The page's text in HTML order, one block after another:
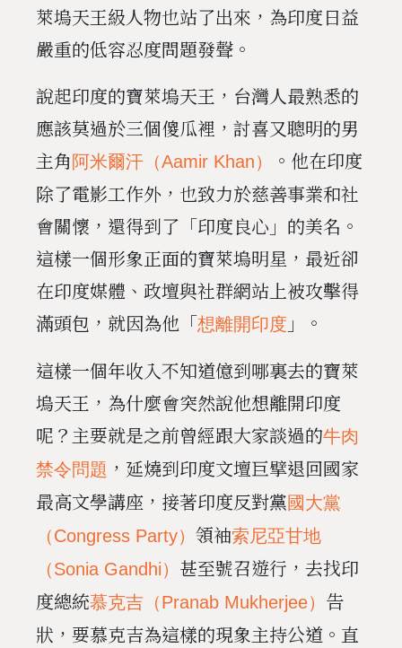
萊塢天王級人物也站了出來，為印度日益
嚴重的低容忍度問題發聲。
說起印度的寶萊塢天王，台灣人最熟悉的
應該莫過於三個傻瓜裡，討喜又聰明的男
主角阿米爾汗（Aamir Khan）
。他在印度
除了電影工作外，也致力於慈善事業和社
會關懷，還得到了「印度良心」的美名。
這樣一個形象正面的寶萊塢明星，最近卻
在印度媒體、政壇與社群網站上被攻擊得
滿頭包，就因為他「想離開印度 」。
這樣一個年收入不知道億到哪裏去的寶萊
塢天王，為什麼會突然說他想離開印度
呢？主要就是之前曾經跟大家談過的牛肉
禁令問題 ，延燒到印度文壇巨擘退回國家
最高文學講座，接著印度反對黨國大黨
（Congress Party） 領袖索尼亞甘地
（Sonia Gandhi） 甚至號召遊行，去找印
度總統慕克吉（Pranab Mukherjee） 告
狀，要慕克吉為這樣的現象主持公道。直